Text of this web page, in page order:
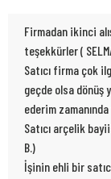
Firmadan ikinci
teşekkürler (
Satıcı firma çok
geçde olsa dönüş
ederim
Satıcı arçelik
B.)
İşinin ehli bir